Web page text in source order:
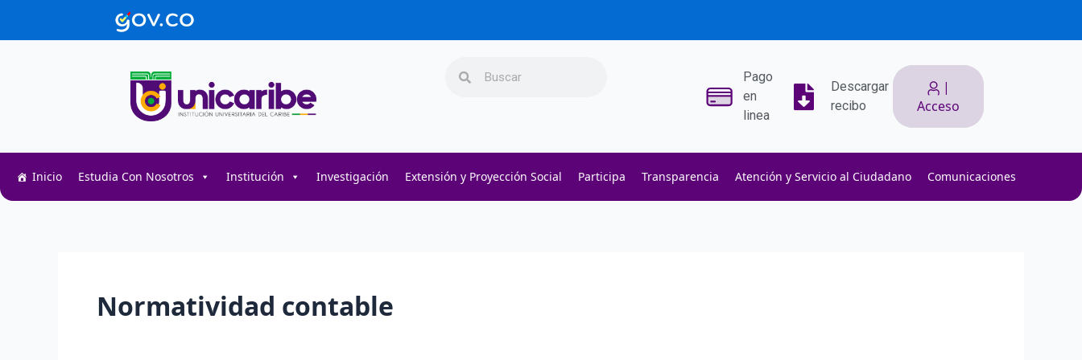
Pago
en
linea
Descargar
recibo
|
Acceso
Inicio Estudia Con Nosotros Institución Investigación Extensión y Proyección Social Participa Transparencia Atención y Servicio al Ciudadano Comunicaciones
Normatividad contable